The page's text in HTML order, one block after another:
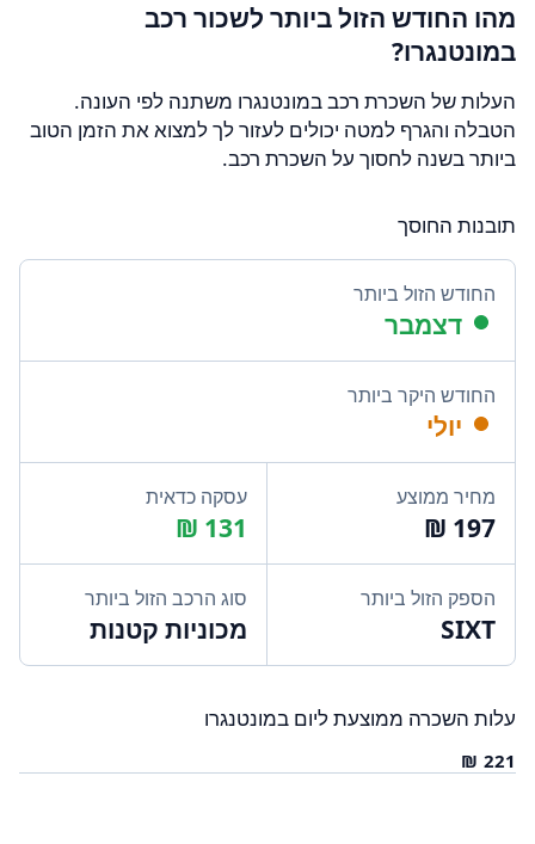
מהו החודש הזול ביותר לשכור רכב
במונטנגרו?
העלות של השכרת רכב במונטנגרו משתנה לפי העונה.
הטבלה והגרף למטה יכולים לעזור לך למצוא את הזמן הטוב
ביותר בשנה לחסוך על השכרת רכב.
תובנות החוסך
החודש הזול ביותר
דצמבר
החודש היקר ביותר
יולי
מחיר ממוצע עסקה כדאית
הספק הזול ביותר
SIXT
סוג הרכב הזול ביותר
מכוניות קטנות
עלות השכרה ממוצעת ליום במונטנגרו